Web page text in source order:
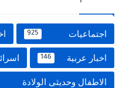
اجتماعيات 925
اخبار عربية 146
الاطفال وحديثى الولادة